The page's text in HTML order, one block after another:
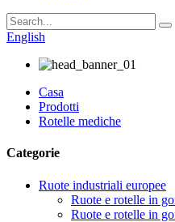
English
Casa
Prodotti
Rotelle mediche
Categorie
Ruote industriali europee
Ruote e rotelle in
Ruote e rotelle in